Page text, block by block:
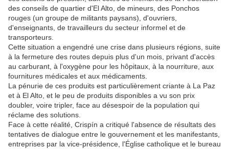
des conseils de quartier d'El Alto, de mineurs, des Ponchos
rouges (un groupe de militants paysans), d'ouvriers,
d'enseignants, de travailleurs du secteur informel et de
transporteurs.
Cette situation a engendré une crise dans plusieurs régions, suite
à la fermeture des routes depuis plus d'un mois, privant d'accès
au carburant, à l'oxygène pour les hôpitaux, à la nourriture, aux
fournitures médicales et aux médicaments.
La pénurie de ces produits est particulièrement criante à La Paz
et à El Alto, et le peu de produits disponibles a vu son prix
doubler, voire tripler, face au désespoir de la population qui
réclame des solutions.
Face à cette réalité, Crispín a critiqué l'absence de résultats des
tentatives de dialogue entre le gouvernement et les manifestants,
entreprises par la vice-présidence, l'Église catholique et le bureau